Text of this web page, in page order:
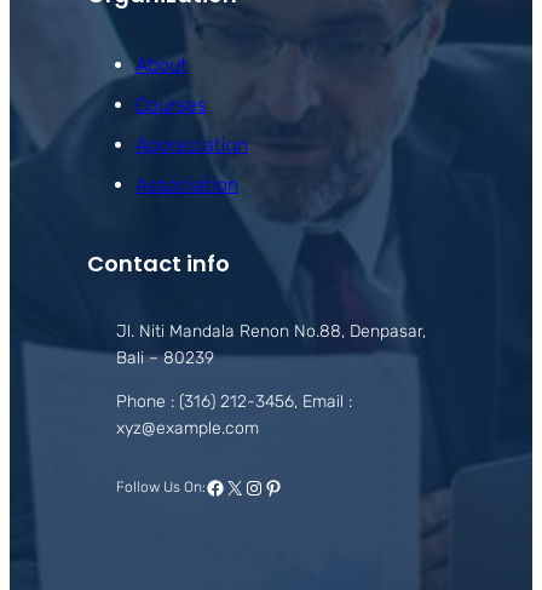
About
Courses
Appreciation
Association
Contact info
Jl. Niti Mandala Renon No.88, Denpasar,
Bali – 80239
Phone : (316) 212-3456, Email :
xyz@example.com
Follow Us On:Facebook
X Instagram
Pinterest